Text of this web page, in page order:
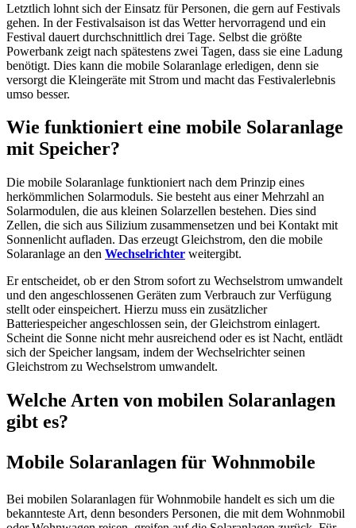
Letztlich lohnt sich der Einsatz für Personen, die gern auf Festivals
gehen. In der Festivalsaison ist das Wetter hervorragend und ein
Festival dauert durchschnittlich drei Tage. Selbst die größte
Powerbank zeigt nach spätestens zwei Tagen, dass sie eine Ladung
benötigt. Dies kann die mobile Solaranlage erledigen, denn sie
versorgt die Kleingeräte mit Strom und macht das Festivalerlebnis
umso besser.
Wie funktioniert eine mobile Solaranlage
mit Speicher?
Die mobile Solaranlage funktioniert nach dem Prinzip eines
herkömmlichen Solarmoduls. Sie besteht aus einer Mehrzahl an
Solarmodulen, die aus kleinen Solarzellen bestehen. Dies sind
Zellen, die sich aus Silizium zusammensetzen und bei Kontakt mit
Sonnenlicht aufladen. Das erzeugt Gleichstrom, den die mobile
Solaranlage an den Wechselrichter weitergibt.
Er entscheidet, ob er den Strom sofort zu Wechselstrom umwandelt
und den angeschlossenen Geräten zum Verbrauch zur Verfügung
stellt oder einspeichert. Hierzu muss ein zusätzlicher
Batteriespeicher angeschlossen sein, der Gleichstrom einlagert.
Scheint die Sonne nicht mehr ausreichend oder es ist Nacht, entlädt
sich der Speicher langsam, indem der Wechselrichter seinen
Gleichstrom zu Wechselstrom umwandelt.
Welche Arten von mobilen Solaranlagen
gibt es?
Mobile Solaranlagen für Wohnmobile
Bei mobilen Solaranlagen für Wohnmobile handelt es sich um die
bekannteste Art, denn besonders Personen, die mit dem Wohnmobil